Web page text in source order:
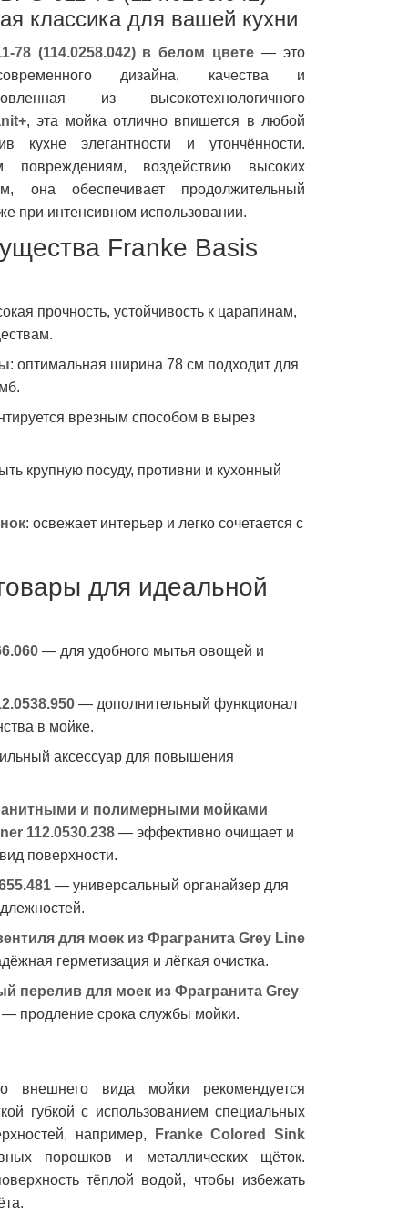
классика для вашей кухни
78 (114.0258.042) в белом цвете — это
дизайна, качества и
из высокотехнологичного
, эта мойка отлично впишется в любой
кухне элегантности и утончённости.
повреждениям, воздействию высоких
она обеспечивает продолжительный
при интенсивном использовании.
Franke Basis
прочность, устойчивость к царапинам,
: оптимальная ширина 78 см подходит для
врезным способом в вырез
крупную посуду, противни и кухонный
: освежает интерьер и легко сочетается с
для идеальной
— для удобного мытья овощей и
— дополнительный функционал
в мойке.
аксессуар для повышения
и полимерными мойками
112.0530.238 — эффективно очищает и
поверхности.
— универсальный органайзер для
для моек из Фрагранита Grey Line
герметизация и лёгкая очистка.
перелив для моек из Фрагранита Grey
— продление срока службы мойки.
внешнего вида мойки рекомендуется
губкой с использованием специальных
например,
Franke Colored Sink
порошков и металлических щёток.
тёплой водой, чтобы избежать